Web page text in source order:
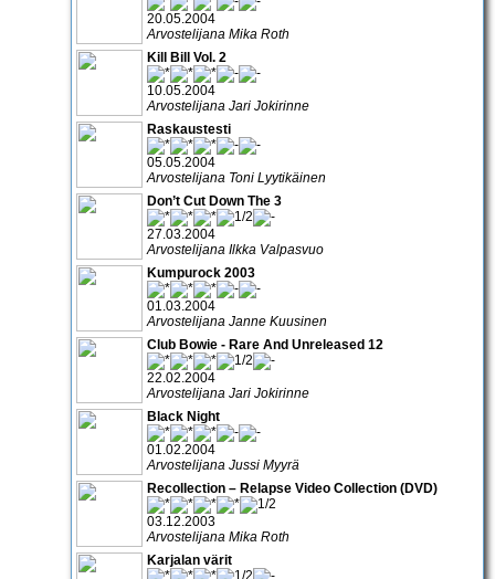
20.05.2004
Arvostelijana Mika Roth
Kill Bill Vol. 2
10.05.2004
Arvostelijana Jari Jokirinne
Raskaustesti
05.05.2004
Arvostelijana Toni Lyytikäinen
Don’t Cut Down The 3
27.03.2004
Arvostelijana Ilkka Valpasvuo
Kumpurock 2003
01.03.2004
Arvostelijana Janne Kuusinen
Club Bowie - Rare And Unreleased 12
22.02.2004
Arvostelijana Jari Jokirinne
Black Night
01.02.2004
Arvostelijana Jussi Myyrä
Recollection – Relapse Video Collection (DVD)
03.12.2003
Arvostelijana Mika Roth
Karjalan värit